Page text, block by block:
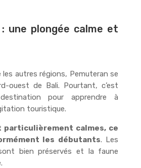
une plongée calme et
les autres régions, Pemuteran se
ouest de Bali. Pourtant, c’est
pour apprendre à
touristique.
particulièrement calmes, ce
les débutants. Les
bien préservés et la faune